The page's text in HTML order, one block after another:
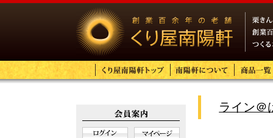
ライン＠